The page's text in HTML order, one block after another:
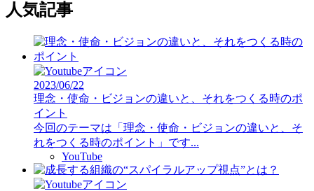
人気記事
2023/06/22
理念・使命・ビジョンの違いと、それをつくる時のポ
イント
今回のテーマは「理念・使命・ビジョンの違いと、そ
れをつくる時のポイント」です...
YouTube